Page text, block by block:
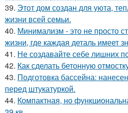
39. Этот дом создан для уюта,
жизни всей семьи.
40. Минимализм - это не просто
жизни, где каждая деталь имеет
41. Не создавайте себе лишних
42. Как сделать бетонную
43. Подготовка бассейна:
перед штукатуркой.
44. Компактная, но